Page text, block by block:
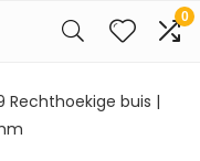
0
Rechthoekige buis |